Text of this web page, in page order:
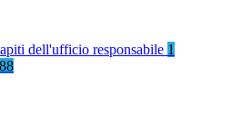
dell'ufficio responsabile 1